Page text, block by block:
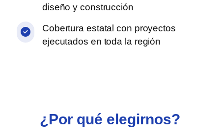
diseño y construcción
Cobertura estatal con proyectos
ejecutados en toda la región
¿Por qué elegirnos?